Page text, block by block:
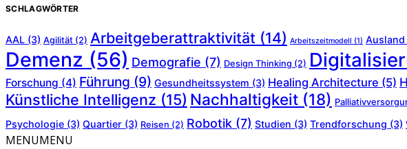
SCHLAGWÖRTER
AAL (3) Agilität (2) Arbeitgeberattraktivität (14) Arbeitszeitmodell (1) Ausland
Demenz (56) Demografie (7) Design Thinking (2)
Forschung (4) Führung (9) Gesundheitssystem (3) Healing Architecture (5)
Künstliche Intelligenz (15) Nachhaltigkeit (18)
Psychologie (3) Quartier (3) Reisen (2) Robotik (7) Studien (3) Trendforschung (3)
MENUMENU